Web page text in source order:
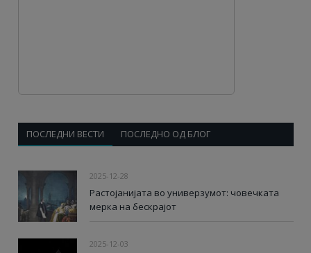
ПОСЛЕДНИ ВЕСТИ ПОСЛЕДНО ОД БЛОГ
2025-12-28
Растојанијата во универзумот: човечката
мерка на бескрајот
2025-12-03